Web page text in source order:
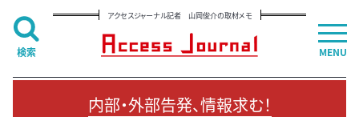
アクセスジャーナル記者 山岡俊介の取材メモ
内部・外部告発、情報求む！
MENU
検索